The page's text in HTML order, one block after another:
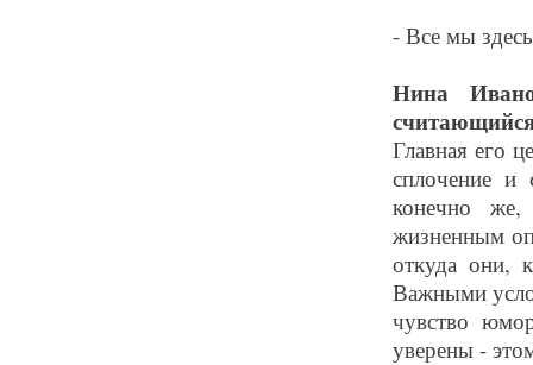
- Все мы
Нина
Главная его
сплочение и
конечно же,
жизненным
откуда они,
Важными
чувство
уверены -